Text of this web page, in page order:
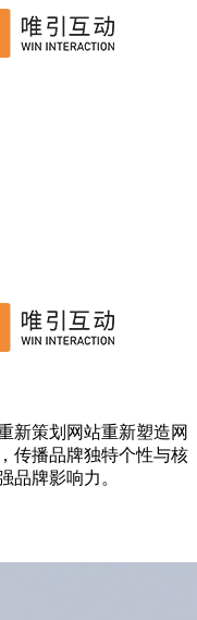
新策划网站重新塑造网
传播品牌独特个性与核
品牌影响力。